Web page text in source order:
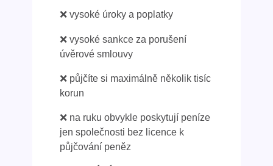
❌ vysoké úroky a poplatky
❌ vysoké sankce za porušení
úvěrové smlouvy
❌ půjčíte si maximálně několik tisíc
korun
❌ na ruku obvykle poskytují peníze
jen společnosti bez licence k
půjčování peněz